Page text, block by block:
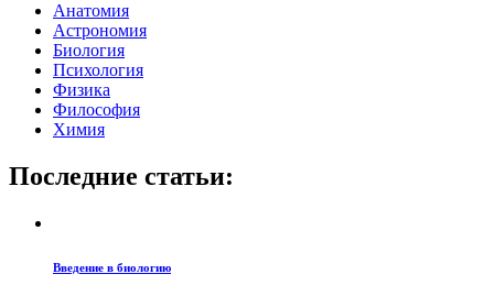
Анатомия
Астрономия
Биология
Психология
Физика
Философия
Химия
Последние статьи:
Введение в биологию